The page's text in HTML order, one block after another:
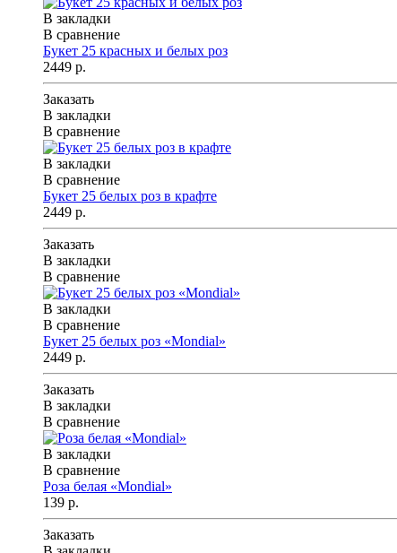
В закладки
В сравнение
Букет 25 красных и белых роз
2449 р.
Заказать
В закладки
В сравнение
В закладки
В сравнение
Букет 25 белых роз в крафте
2449 р.
Заказать
В закладки
В сравнение
В закладки
В сравнение
Букет 25 белых роз «Mondial»
2449 р.
Заказать
В закладки
В сравнение
В закладки
В сравнение
Роза белая «Mondial»
139 р.
Заказать